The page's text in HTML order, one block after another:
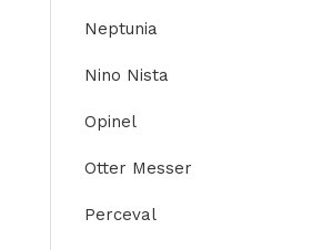
Neptunia
Nino Nista
Opinel
Otter Messer
Perceval